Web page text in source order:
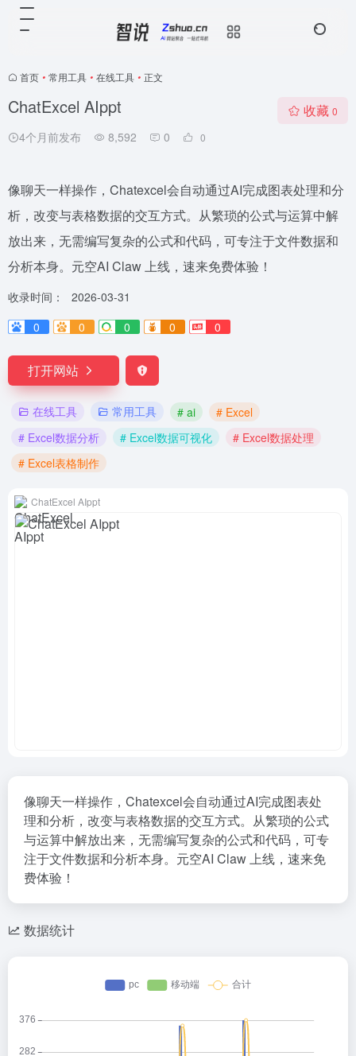
首页 • 常用工具 • 在线工具 • 正文
ChatExcel AIppt
4个月前发布 8,592 0 0
收藏 0
像聊天一样操作，Chatexcel会自动通过AI完成图表处理和分
析，改变与表格数据的交互方式。从繁琐的公式与运算中解
放出来，无需编写复杂的公式和代码，可专注于文件数据和
分析本身。元空AI Claw 上线，速来免费体验！
收录时间：
2026-03-31
0
0 0 0 0
打开网站
在线工具 常用工具 # ai
# Excel
# Excel数据分析
# Excel数据可视化
# Excel数据处理
# Excel表格制作
ChatExcel AIppt
像聊天一样操作，Chatexcel会自动通过AI完成图表处
理和分析，改变与表格数据的交互方式。从繁琐的公式
与运算中解放出来，无需编写复杂的公式和代码，可专
注于文件数据和分析本身。元空AI Claw 上线，速来免
费体验！
数据统计